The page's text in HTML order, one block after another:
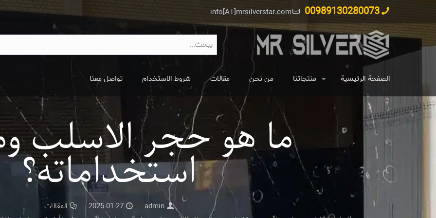
00989130280073
info[AT]mrsilverstar.com
الصفحة الرئيسية منتجاتنا من نحن مقالات شروط الاستخدام تواصل معنا
ما هو حجر الاسلب
استخداماته؟
admin
2025-01-27
المقالات